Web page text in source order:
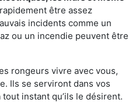
être assez
incidents comme un
ou un incendie peuvent être
rongeurs vivre avec vous,
Ils se serviront dans vos
instant qu’ils le désirent.